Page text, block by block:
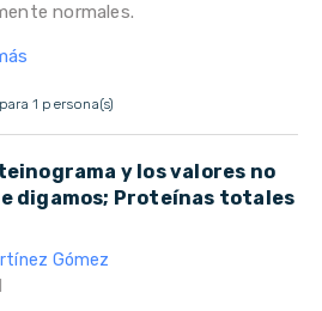
normales.
1 persona(s)
y los valores no
digamos; Proteínas totales
Gómez